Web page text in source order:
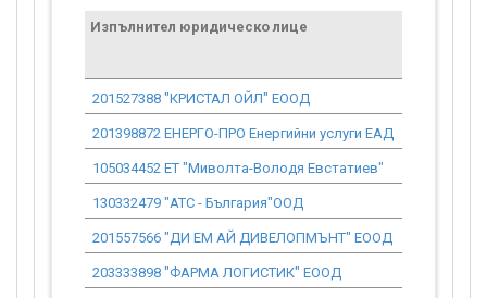
Изпълнител юридическо лице
201527388 "КРИСТАЛ ОЙЛ" ЕООД
201398872 ЕНЕРГО-ПРО Енергийни услуги ЕАД
105034452 ЕТ "Миволта-Володя Евстатиев"
130332479 "АТС - България"ООД
201557566 "ДИ ЕМ АЙ ДИВЕЛОПМЪНТ" ЕООД
203333898 "ФАРМА ЛОГИСТИК" ЕООД